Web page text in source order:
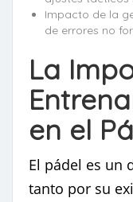
Impacto de la
de errores no
La
en el
El pádel es un
tanto por su